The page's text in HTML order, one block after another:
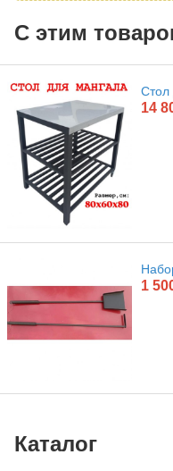
С этим
Стол
14
1
Каталог